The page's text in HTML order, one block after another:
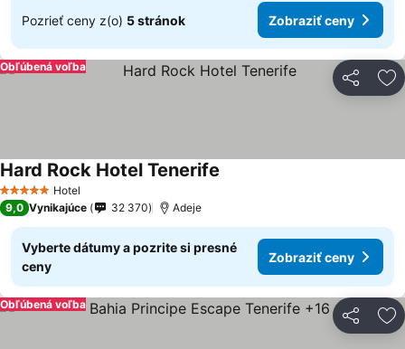
Pozrieť ceny z(o) 5 stránok Zobraziť ceny
Zdieľať
Obľúbená voľba
5 Počet hviezdičiek
Hotel
Hard Rock Hotel Tenerife
9,0 Vynikajúce 32 370 Adeje
Vyberte dátumy a pozrite si presné
ceny
Zobraziť ceny
Zdieľať
Obľúbená voľba